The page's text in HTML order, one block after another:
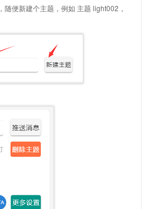
，随便新建个主题，例如 主题 light002，